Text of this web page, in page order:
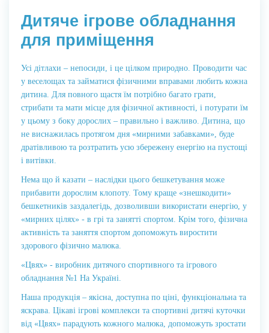
Дитяче ігрове обладнання
для приміщення
Усі дітлахи – непосиди, і це цілком природно. Проводити час
у веселощах та займатися фізичними вправами любить кожна
дитина. Для повного щастя їм потрібно багато грати,
стрибати та мати місце для фізичної активності, і потурати їм
у цьому з боку дорослих – правильно і важливо. Дитина, що
не виснажилась протягом дня «мирними забавками», буде
дратівливою та розтратить усю збережену енергію на пустощі
і витівки.
Нема що й казати – наслідки цього бешкетування може
прибавити дорослим клопоту. Тому краще «знешкодити»
бешкетників заздалегідь, дозволивши використати енергію, у
«мирних цілях» - в грі та занятті спортом. Крім того, фізична
активність та заняття спортом допоможуть виростити
здорового фізично малюка.
«Цвях» - виробник дитячого спортивного та ігрового
обладнання №1 На Україні.
Наша продукція – якісна, доступна по ціні, функціональна та
яскрава. Цікаві ігрові комплекси та спортивні дитячі куточки
від «Цвях» парадують кожного малюка, допоможуть зростати